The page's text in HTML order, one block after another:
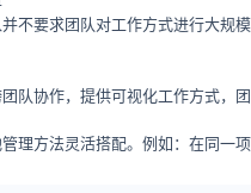
不要求团队对工作方式进行大规
队协作，提供可视化工作方式，
理方法灵活搭配。例如：在同一